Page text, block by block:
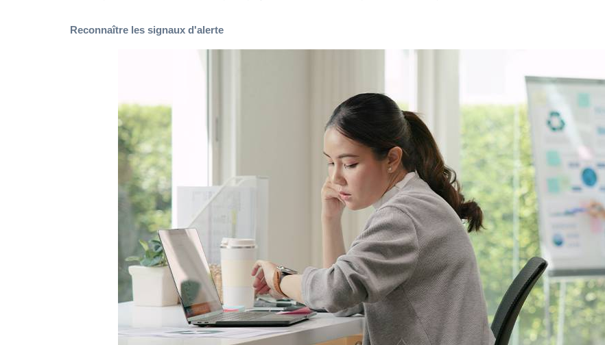
Reconnaître les signaux d'alerte